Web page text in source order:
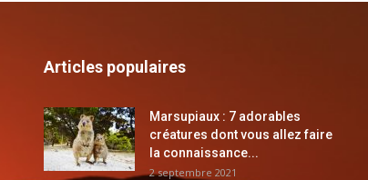
Articles populaires
Marsupiaux : 7 adorables
créatures dont vous allez faire
la connaissance...
2 septembre 2021